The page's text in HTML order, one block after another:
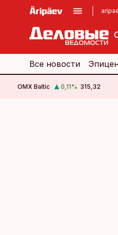
kinnisvarauudised.ee
logistikauudised.ee
Все новости
OMX Baltic 0,11% 315,32